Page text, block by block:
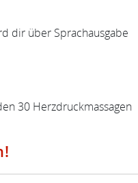
dir über Sprachausgabe
30 Herzdruckmassagen